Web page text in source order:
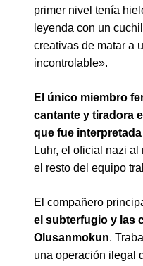
primer nivel tenía
leyenda con un
creativas de matar a
incontrolable».
El único miembro
cantante y tiradora
que fue
Luhr, el oficial nazi
el resto del equipo
El compañero
el subterfugio y las
Olusanmokun.
una operación ilegal